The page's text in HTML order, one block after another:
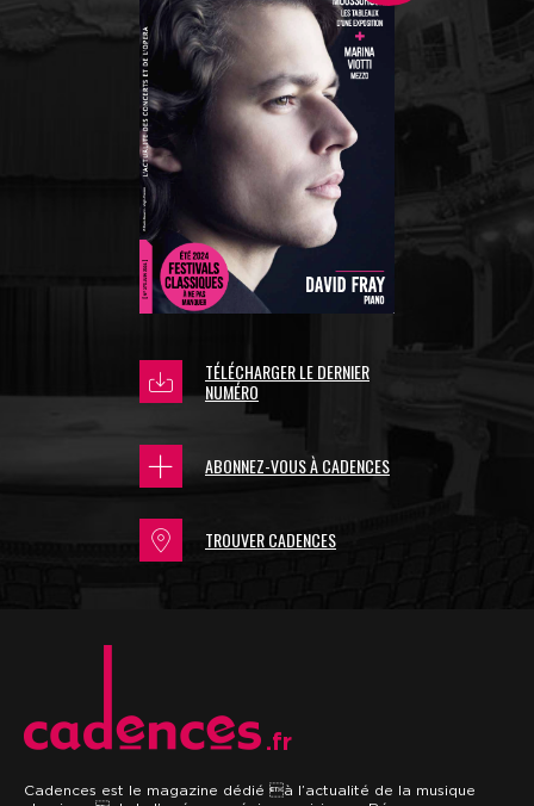
TÉLÉCHARGER LE DERNIER
NUMÉRO
ABONNEZ-VOUS À CADENCES
TROUVER CADENCES
.fr
Cadences est le magazine dédié à l’actualité de la musique